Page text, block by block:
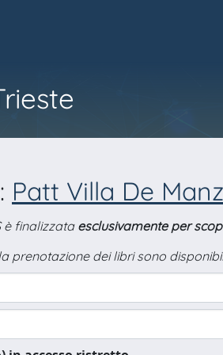
Patt Villa De
è finalizzataesclusivamente per
prenotazione dei libri sono